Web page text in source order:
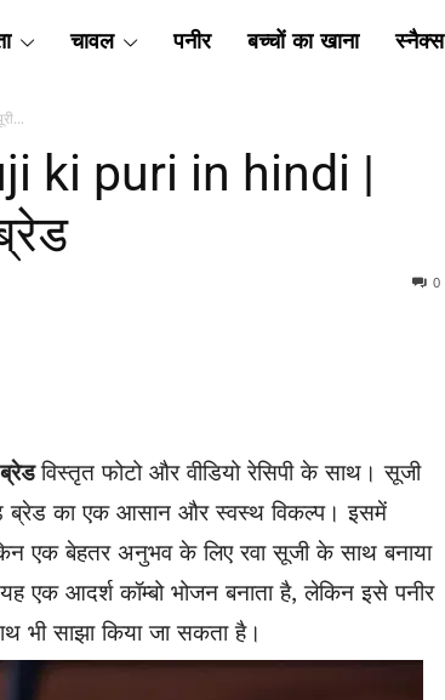
चावल पनीर बच्चों का खाना स्नैक्स
ki puri in hindi |
0
ब्रेडविस्तृत फोटो और वीडियो रेसिपी के साथ। सूजी
ब्रेड का एक आसान और स्वस्थ विकल्प। इसमें
एक बेहतर अनुभव के लिए रवा सूजी के साथ बनाया
एक आदर्श कॉम्बो भोजन बनाता है, लेकिन इसे पनीर
भी साझा किया जा सकता है।